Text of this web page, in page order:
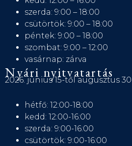
szerda: 9:00 – 18:00
csütörtök: 9:00 – 18:00
péntek: 9:00 – 18:00
szombat: 9:00 – 12:00
vasárnap: zárva
Nyári nyitvatartás
2026. június 15-től augusztus
hétfő: 12:00-18:00
kedd: 12:00-16:00
szerda: 9:00-16:00
csütörtök: 9:00-16:00